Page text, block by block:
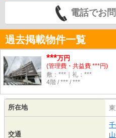
電話でお
過去掲載物件一覧
***万円
(管理費・共益費 ***円)
敷：***｜礼：***
4階 / *** / ***
所在地
交通